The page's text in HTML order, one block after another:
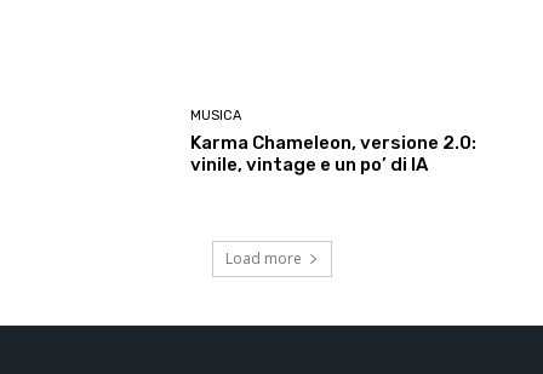
MUSICA
Karma Chameleon, versione 2.0:
vinile, vintage e un po’ di IA
Load more